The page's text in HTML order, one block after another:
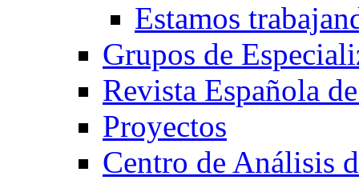
Estamos
Grupos de
Revista Española
Proyectos
Centro de Análisis